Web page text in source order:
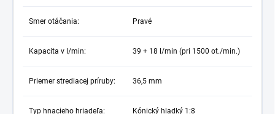
Smer otáčania: Pravé
Kapacita v l/min: 39 + 18 l/min (pri 1500 ot./min.)
Priemer strediacej príruby: 36,5 mm
Typ hnacieho hriadeľa: Kónický hladký 1:8